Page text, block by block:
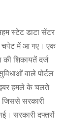
स्टेट डाटा सेंटर
चपेट में आ गए। एक
की शिकायतें दर्ज
वाले पोर्टल
हमले के चलते
जिससे सरकारी
सरकारी दफ्तरों